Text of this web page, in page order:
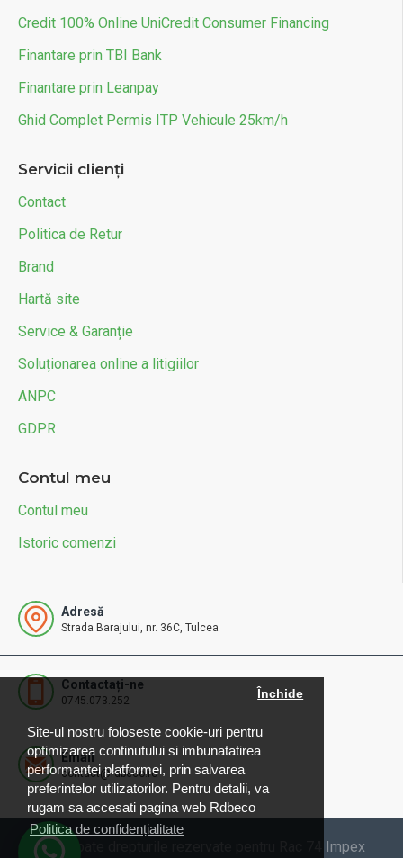
Site-ul nostru foloseste cookie-uri pentru
optimizarea continutului si imbunatatirea
performantei platformei, prin salvarea
preferintelor utilizatorilor. Pentru detalii, va
rugam sa accesati pagina web Rdbeco
Politica de confidențialitate
Închide
Credit 100% Online UniCredit Consumer Financing
Finantare prin TBI Bank
Finantare prin Leanpay
Ghid Complet Permis ITP Vehicule 25km/h
Servicii clienți
Contact
Politica de Retur
Brand
Hartă site
Service & Garanție
Soluționarea online a litigiilor
ANPC
GDPR
Contul meu
Contul meu
Istoric comenzi
Adresă
Strada Barajului, nr. 36C, Tulcea
Contactați-ne
0745.073.252
Email
contact@rdbeco.ro
© 2025 Toate drepturile rezervate pentru Rac 74 Impex